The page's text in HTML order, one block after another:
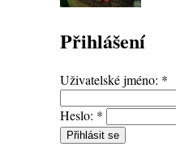
Přihlášení
Uživatelské jméno: *
Heslo: *